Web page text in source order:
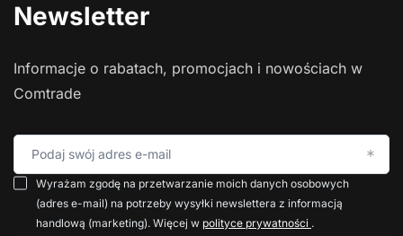
Newsletter
Informacje o rabatach, promocjach i nowościach w
Comtrade
Podaj swój adres e-mail
Wyrażam zgodę na przetwarzanie moich danych osobowych
(adres e-mail) na potrzeby wysyłki newslettera z informacją
handlową (marketing). Więcej w polityce prywatności .